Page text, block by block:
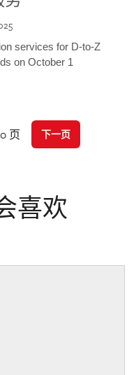
services for D-to-Z
on October 1
页 下一页
喜欢